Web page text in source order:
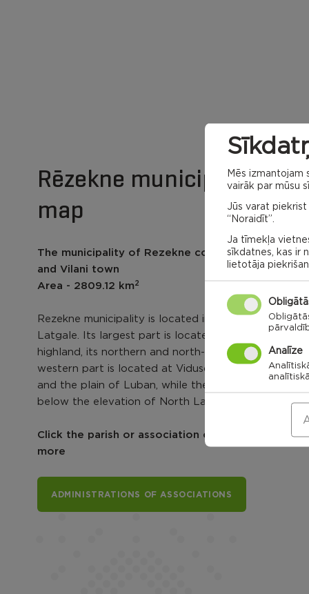
Rēzekne municipality
map
The municipality of Rezekne contains 28 parish
and Vilani town
Area - 2809.12 km2
Rezekne municipality is located in the middle of
Latgale. Its largest part is located at Latgale
highland, its northern and north-west slopes. The
western part is located at Vidusdaugava lowland
and the plain of Luban, while the north is slightly
below the elevation of North Latgale.
Click the parish or association card to explore
more
ADMINISTRATIONS OF ASSOCIATIONS
Mēs izmantojam
vairāk par mūsu
Jūs varat piekrist
“Noraidīt”.
Ja tīmekļa
sīkdatnes, kas ir
lietotāja
Analīze